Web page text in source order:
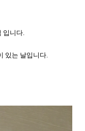
입니다.
있는 날입니다.